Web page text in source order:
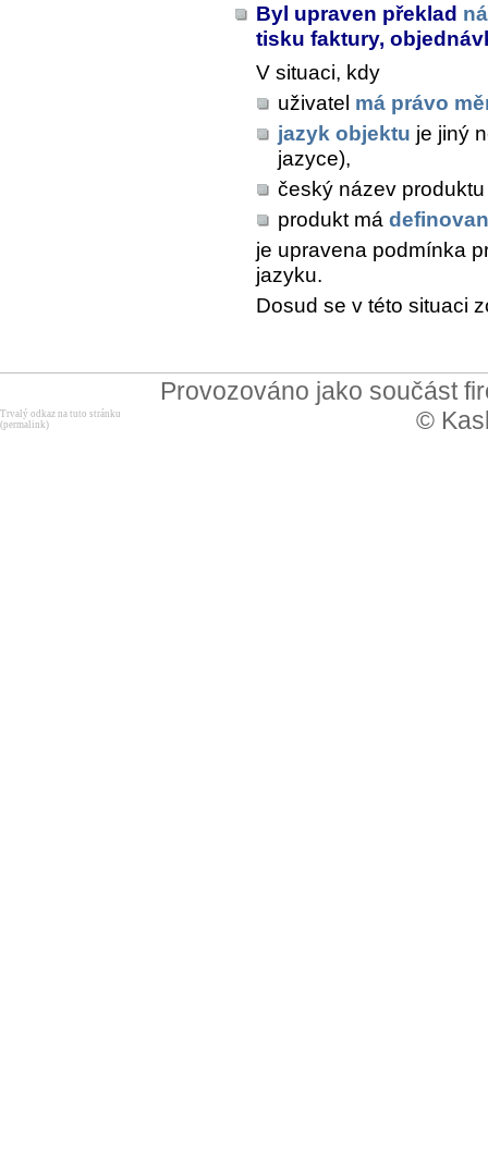
Byl upraven překlad
tisku faktury,
V situaci, kdy
uživatel má právo
jazyk objektu je jiný
jazyce),
český název
produkt má
je upravena podmínka
jazyku.
Dosud se v této situaci
Provozováno jako součást
©
Trvalý odkaz na tuto stránku
(permalink)